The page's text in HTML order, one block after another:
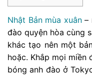
Nhật Bản mùa xuân–
đào quyện hòa cùng
khác tạo nên một
hoặc. Khắp mọi
bóng anh đào ở